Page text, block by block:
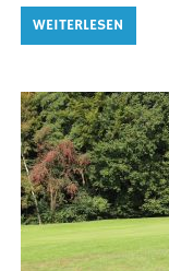
WEITERLESEN